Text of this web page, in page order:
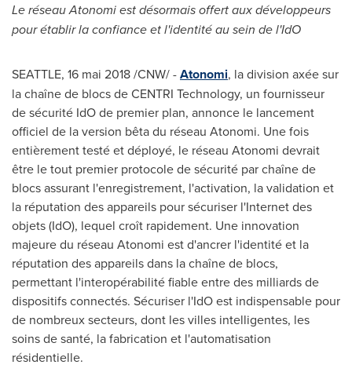
Le réseau Atonomi est désormais offert aux développeurs
pour établir la confiance et l'identité au sein de l'IdO
SEATTLE, 16 mai 2018 /CNW/ -Atonomi, la division axée sur
la chaîne de blocs de CENTRI Technology, un fournisseur
de sécurité IdO de premier plan, annonce le lancement
officiel de la version bêta du réseau Atonomi. Une fois
entièrement testé et déployé, le réseau Atonomi devrait
être le tout premier protocole de sécurité par chaîne de
blocs assurant l'enregistrement, l'activation, la validation et
la réputation des appareils pour sécuriser l'Internet des
objets (IdO), lequel croît rapidement. Une innovation
majeure du réseau Atonomi est d'ancrer l'identité et la
réputation des appareils dans la chaîne de blocs,
permettant l'interopérabilité fiable entre des milliards de
dispositifs connectés. Sécuriser l'IdO est indispensable pour
de nombreux secteurs, dont les villes intelligentes, les
soins de santé, la fabrication et l'automatisation
résidentielle.